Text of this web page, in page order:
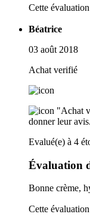
Cette
Béatrice
03 août 2018
Achat verifié
"Achat
donner leur avis.
Evalué(e) à 4
Évaluation
Bonne crème,
Cette